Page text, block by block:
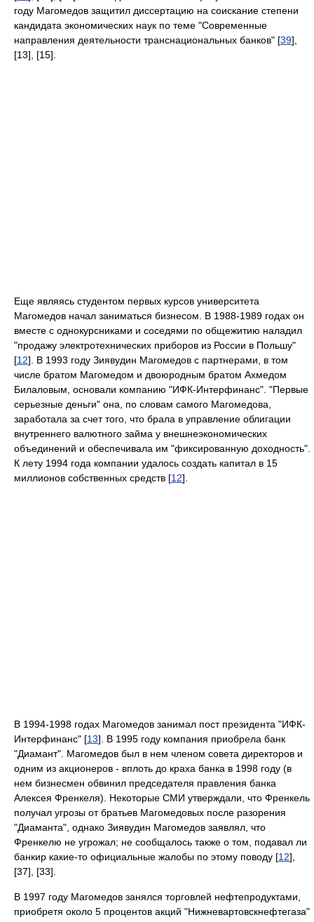
году Магомедов защитил диссертацию на соискание степени
кандидата экономических наук по теме "Современные
направления деятельности транснациональных банков" [39],
[13], [15].
Еще являясь студентом первых курсов университета
Магомедов начал заниматься бизнесом. В 1988-1989 годах он
вместе с однокурсниками и соседями по общежитию наладил
"продажу электротехнических приборов из России в Польшу"
[12]. В 1993 году Зиявудин Магомедов с партнерами, в том
числе братом Магомедом и двоюродным братом Ахмедом
Билаловым, основали компанию "ИФК-Интерфинанс". "Первые
серьезные деньги" она, по словам самого Магомедова,
заработала за счет того, что брала в управление облигации
внутреннего валютного займа у внешнеэкономических
объединений и обеспечивала им "фиксированную доходность".
К лету 1994 года компании удалось создать капитал в 15
миллионов собственных средств [12].
В 1994-1998 годах Магомедов занимал пост президента "ИФК-
Интерфинанс" [13]. В 1995 году компания приобрела банк
"Диамант". Магомедов был в нем членом совета директоров и
одним из акционеров - вплоть до краха банка в 1998 году (в
нем бизнесмен обвинил председателя правления банка
Алексея Френкеля). Некоторые СМИ утверждали, что Френкель
получал угрозы от братьев Магомедовых после разорения
"Диаманта", однако Зиявудин Магомедов заявлял, что
Френкелю не угрожал; не сообщалось также о том, подавал ли
банкир какие-то официальные жалобы по этому поводу [12],
[37], [33].
В 1997 году Магомедов занялся торговлей нефтепродуктами,
приобретя около 5 процентов акций "Нижневартовскнефтегаза"